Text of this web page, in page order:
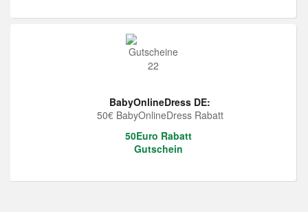
BabyOnlineDress DE:
50€ BabyOnlineDress Rabatt
50Euro Rabatt
Gutschein